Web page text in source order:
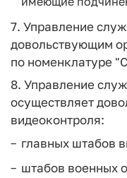
7. Управление
довольствующим
по номенклатуре
8. Управление
осуществляет
видеоконтроля:
главных штабов
штабов военных